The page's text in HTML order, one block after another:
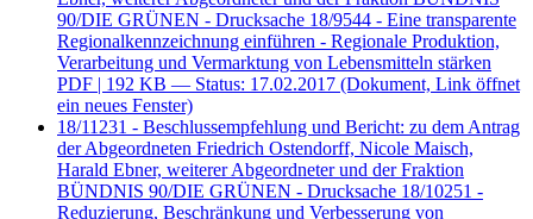
90/DIE GRÜNEN - Drucksache 18/9544 - Eine transparente
Regionalkennzeichnung einführen - Regionale Produktion,
Verarbeitung und Vermarktung von Lebensmitteln stärken
PDF | 192 KB — Status: 17.02.2017 (Dokument, Link öffnet
ein neues Fenster)
18/11231 - Beschlussempfehlung und Bericht: zu dem Antrag
der Abgeordneten Friedrich Ostendorff, Nicole Maisch,
Harald Ebner, weiterer Abgeordneter und der Fraktion
BÜNDNIS 90/DIE GRÜNEN - Drucksache 18/10251 -
Reduzierung, Beschränkung und Verbesserung von